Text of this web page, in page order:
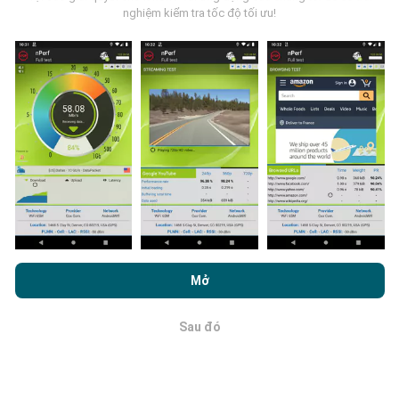
bởi người dùng ứng dụng nPerf. Đây là những thử
tiếp trong lĩnh vực này. Nếu bạn cũng muốn tham gia,
tất cả những gì bạn phải làm là tải xuống ứng dụng
nPerf trên điện thoại thông minh của bạn.Càng có
nhiều dữ liệu, bản đồ sẽ càng toàn diện!
Cập nhật được thực hiện như thế
nào?
mỗi giờ. Bản đồ tốc độ đượccập nhật cứ sau 15 phút
nghiệm kiểm tra tốc độ tối ưu!
Mở
Sau đó
cũng như thử nghiệm nPerf của chúng
tôiThỏa thuận cấp phép người dùng cuối.
OK